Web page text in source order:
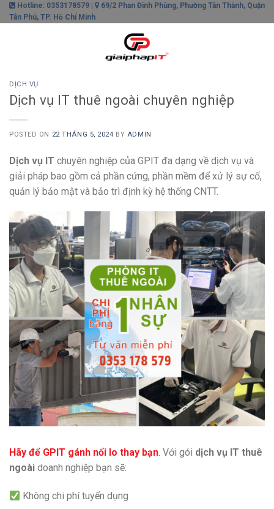
Skip
to
Hotline: 0353178579 |
69/2 Phan Đình Phùng, Phường Tân Thành, Quận
Tân Phú, TP. Hồ Chí Minh
DỊCH VỤ
Dịch vụ IT thuê ngoài chuyên nghiệp
POSTED ON 22 THÁNG 5, 2024 BY ADMIN
Dịch vụ IT chuyên nghiệp của GPIT đa dạng về dịch vụ và
giải pháp bao gồm cả phần cứng, phần mềm để xử lý sự cố,
quản lý bảo mật và bảo trì định kỳ hệ thống CNTT.
Hãy để GPIT gánh nổi lo thay bạn. Với gói dịch vụ IT thuê
ngoài doanh nghiệp bạn sẽ:
Không chi phí tuyển dụng